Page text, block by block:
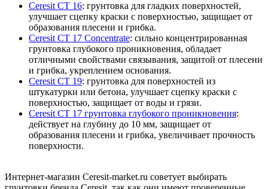
Ceresit CT 16: грунтовка для гладких поверхностей,
улучшает сцепку краски с поверхностью, защищает от
образования плесени и грибка.
Ceresit CT 17 Concentrate: сильно концентрированная
грунтовка глубокого проникновения, обладает
отличными свойствами связывания, защитой от плесени
и грибка, укреплением основания.
Ceresit CT 19: грунтовка для поверхностей из
штукатурки или бетона, улучшает сцепку краски с
поверхностью, защищает от воды и грязи.
Ceresit CT 17 грунтовка глубокого проникновения:
действует на глубину до 10 мм, защищает от
образования плесени и грибка, увеличивает прочность
поверхности.
Интернет-магазин Ceresit-market.ru советует выбирать